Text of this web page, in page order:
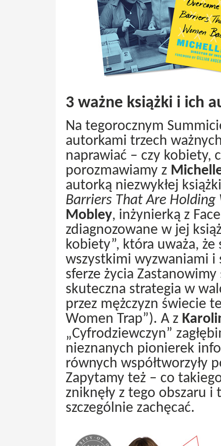
3 ważne książki i ich
Na tegorocznym
autorkami trzech
naprawiać – czy kobiety,
porozmawiamy z
autorką niezwykłej
Barriers That Are
Mobley, inżynierką z
zdiagnozowane w jej
kobiety”, która uważa, że
wszystkimi wyzwaniami i
sferze życia
skuteczna strategia w
przez mężczyzn świecie
Women Trap”). A z
„Cyfrodziewczyn”
nieznanych pionierek
równych współtworzyły
Zapytamy też – co
zniknęły z tego obszaru
szczególnie zachęcać.